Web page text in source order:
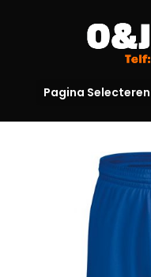
Pagina Selecteren